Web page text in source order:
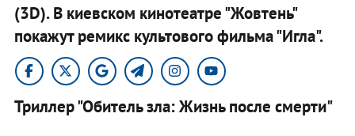
(3D). В киевском кинотеатре "Жовтень"
покажут ремикс культового фильма "Игла".
Триллер "Обитель зла: Жизнь после смерти"